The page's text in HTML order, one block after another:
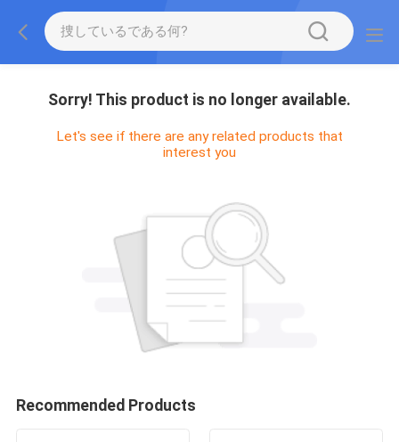
Sorry! This product is no longer available.
Let's see if there are any related products that
interest you
Recommended Products